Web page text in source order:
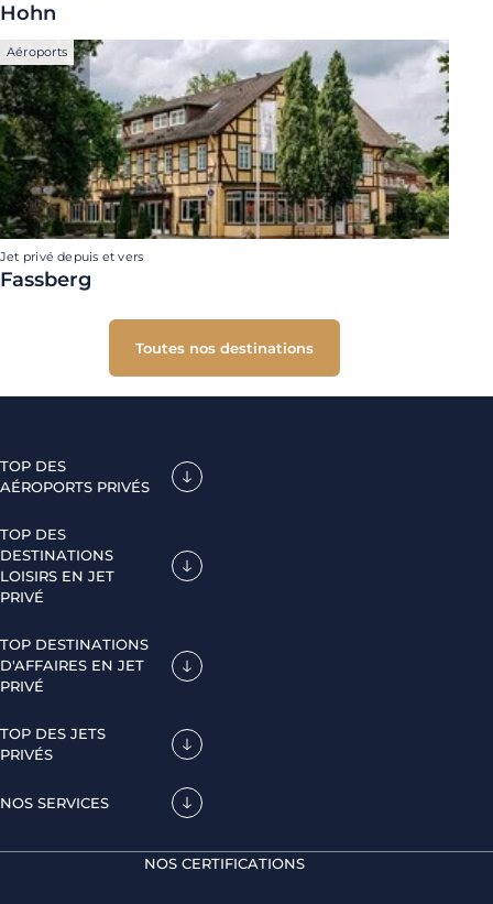
Hohn
Aéroports
Jet privé depuis et vers
Fassberg
Toutes nos destinations
TOP DES
AÉROPORTS PRIVÉS
TOP DES
DESTINATIONS
LOISIRS EN JET
PRIVÉ
TOP DESTINATIONS
D'AFFAIRES EN JET
PRIVÉ
TOP DES JETS
PRIVÉS
NOS SERVICES
NOS CERTIFICATIONS